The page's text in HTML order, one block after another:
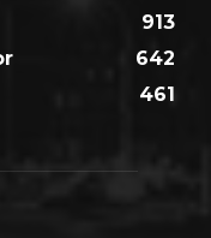
913
642
461